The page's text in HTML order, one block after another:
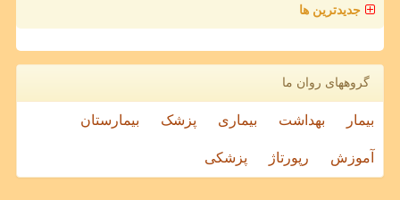
جدیدترین ها
گروههای روان ما
بیمار بهداشت بیماری پزشک بیمارستان
آموزش رپورتاژ پزشکی